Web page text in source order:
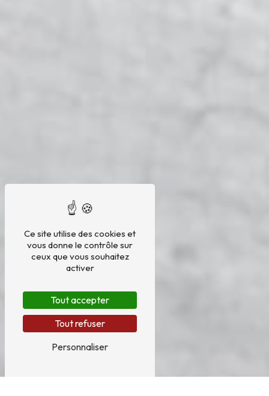
Ce site utilise des cookies et
vous donne le contrôle sur
ceux que vous souhaitez
activer
Tout accepter
Tout refuser
Personnaliser